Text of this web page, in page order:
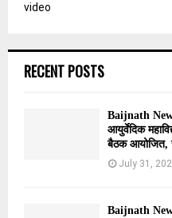
video
RECENT POSTS
Baijnath News
आयुर्वेदिक
बैठक आयोजित,
July 31,
Baijnath